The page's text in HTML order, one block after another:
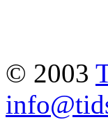
© 2003